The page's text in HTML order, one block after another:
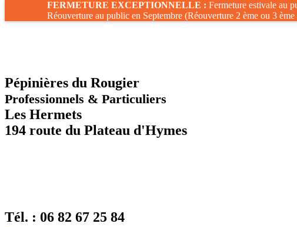
FERMETURE EXCEPTIONNELLE : Fermeture estivale au
Réouverture au public en Septembre (Réouverture 2 ème ou 3 ème
Pépinières du Rougier
Professionnels & Particuliers
Les Hermets
194 route du Plateau d'Hymes
Tél. : 06 82 67 25 84